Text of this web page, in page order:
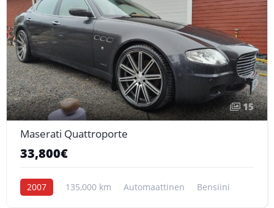
15
Maserati Quattroporte
33,800€
2007 135,000 km Automaattinen Bensiini